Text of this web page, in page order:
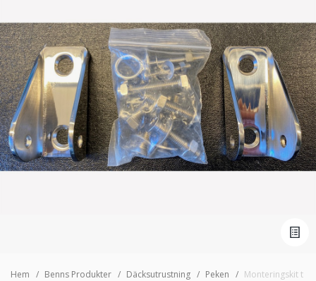
Hem Benns Produkter Däcksutrustning Peken Monteringskit t